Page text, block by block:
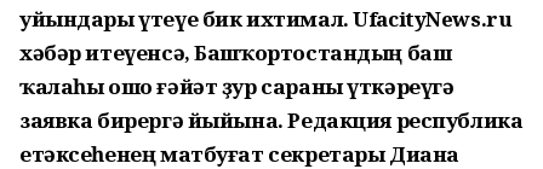
уйындары үтеүе бик ихтимал. UfacityNews.ru
хәбәр итеүенсә, Башҡортостандың баш
ҡалаһы ошо ғәйәт ҙур сараны үткәреүгә
заявка бирергә йыйына. Редакция республика
етәксеһенең матбуғат секретары Диана